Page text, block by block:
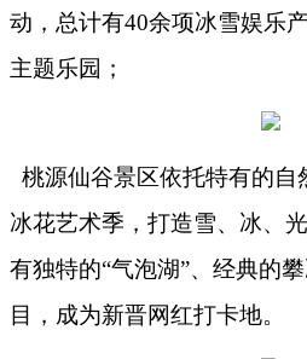
动，总计有40余项冰雪娱乐
主题乐园；
桃源仙谷景区依托特有的自
冰花艺术季，打造雪、冰、
有独特的“气泡湖”、经典的
目，成为新晋网红打卡地。